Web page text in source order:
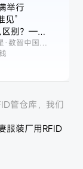
举行
见”
区别？——
·数智中国标
管仓库，我们
服装厂用RFID